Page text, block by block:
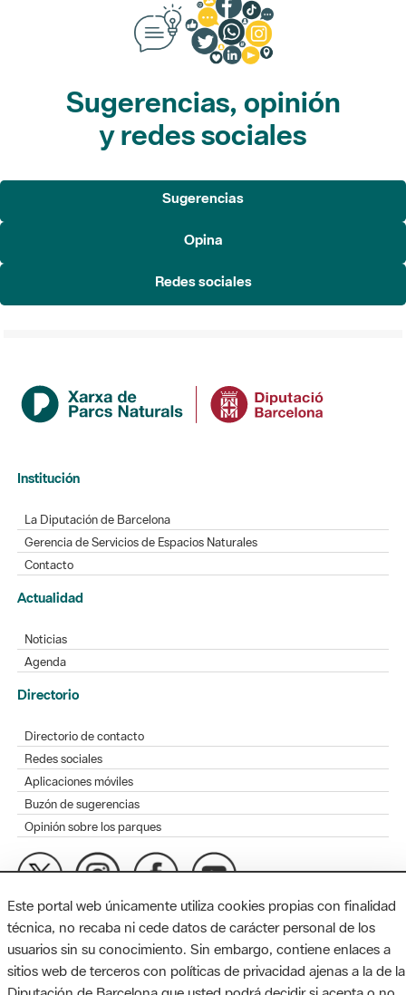
Sugerencias, opinión
y redes sociales
Sugerencias
Opina
Redes sociales
Institución
La Diputación de Barcelona
Gerencia de Servicios de Espacios Naturales
Contacto
Actualidad
Noticias
Agenda
Directorio
Directorio de contacto
Redes sociales
Aplicaciones móviles
Buzón de sugerencias
Opinión sobre los parques
MAPA WEB AVISO LEGAL ACCESIBILIDAD
Diputación de Barcelona. Edifici Llacuna, 1a planta. Badajoz, 49.
08005 Barcelona. Tel. 934 022 428 / xarxaparcs@diba.cat
Este portal web únicamente utiliza cookies propias con finalidad
técnica, no recaba ni cede datos de carácter personal de los
usuarios sin su conocimiento. Sin embargo, contiene enlaces a
sitios web de terceros con políticas de privacidad ajenas a la de la